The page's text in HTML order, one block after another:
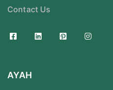
Contact Us
AYAH